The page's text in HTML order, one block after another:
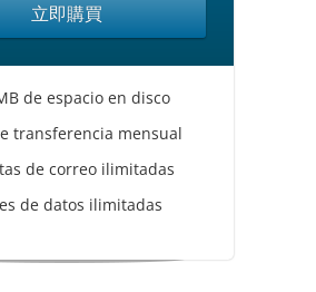
立即購買
de espacio en disco
transferencia mensual
de correo ilimitadas
de datos ilimitadas